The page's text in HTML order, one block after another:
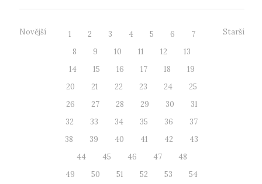
Novější 1 2 3 4 5 6
7
8
9 10 11 12
13
14
15 16 17 18
19
20
21 22 23 24
25
26
27 28 29 30
31
32
33 34 35 36
37
38
39 40 41 42
43
44
45 46 47
48
49
50 51 52 53
54
Starší